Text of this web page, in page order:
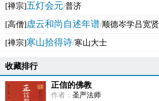
[禅宗]五灯会元/普济
[高僧]虚云和尚自述年谱/顺德岑学吕宽贤
[禅宗]寒山拾得诗/寒山大士
收藏排行
正信的佛教
作者： 圣严法师